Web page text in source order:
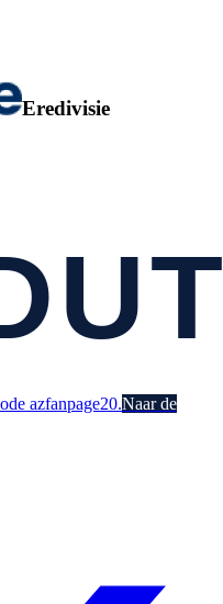
Eredivisie
azfanpage20.Naar de